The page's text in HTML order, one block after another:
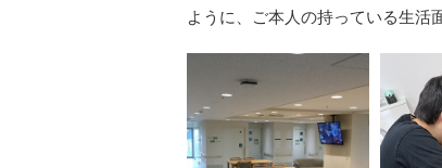
ように、ご本人の持っている生活